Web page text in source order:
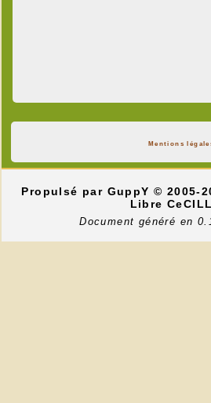
Mentions
Propulsé par GuppY© 2005-
Libre CeCILL
Document généré en